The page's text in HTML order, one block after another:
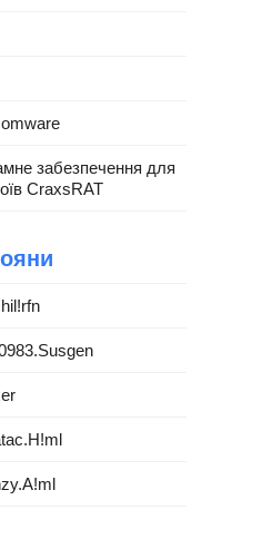
забезпечення для
CraxsRAT